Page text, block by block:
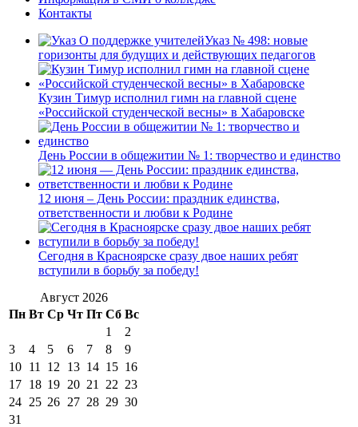
Контакты
Указ № 498: новые
горизонты для будущих и действующих педагогов
Кузин Тимур исполнил гимн на главной сцене
«Российской студенческой весны» в Хабаровске
День России в общежитии № 1: творчество и единство
12 июня – День России: праздник единства,
ответственности и любви к Родине
Сегодня в Красноярске сразу двое наших ребят
вступили в борьбу за победу!
Август 2026
Пн Вт Ср Чт Пт Сб Вс
1
2
3
4 5 6 7 8
9
10 11 12 13 14 15 16
17 18 19 20 21 22 23
24 25 26 27 28 29 30
31